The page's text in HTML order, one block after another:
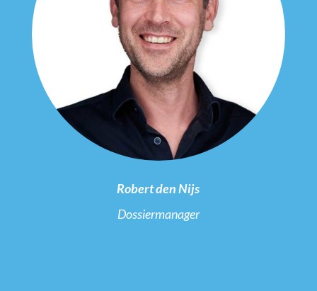
Robert den Nijs
Dossiermanager